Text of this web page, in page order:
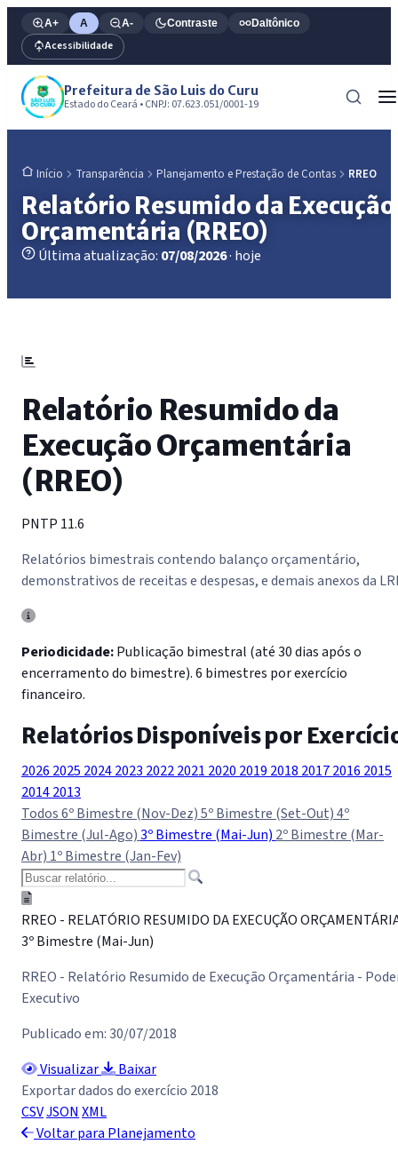
A+ A A- Contraste Daltônico
Acessibilidade
Prefeitura de São Luis do Curu
Estado do Ceará • CNPJ: 07.623.051/0001-19
Início Transparência Planejamento e Prestação de Contas RREO
Relatório Resumido da Execução
Orçamentária (RREO)
Última atualização: 07/08/2026· hoje
Relatório Resumido da
Execução Orçamentária
(RREO)
PNTP 11.6
Relatórios bimestrais contendo balanço orçamentário,
demonstrativos de receitas e despesas, e demais anexos da
Periodicidade:Publicação bimestral (até 30 dias após o
encerramento do bimestre). 6 bimestres por exercício
financeiro.
Relatórios Disponíveis por
2026 2025 20242023 20222021 2020 2019 2018 20172016 2015
20142013
Todos6º Bimestre (Nov-Dez)5º Bimestre (Set-Out)4º
Bimestre (Jul-Ago)3º Bimestre (Mai-Jun) 2º Bimestre (Mar-
Abr) 1º Bimestre (Jan-Fev)
RREO - RELATÓRIO RESUMIDO DA EXECUÇÃO
3º Bimestre (Mai-Jun)
RREO - Relatório Resumido de Execução Orçamentária -
Executivo
Publicado em: 30/07/2018
Visualizar
Baixar
Exportar dados do exercício 2018
CSVJSON XML
Voltar para Planejamento